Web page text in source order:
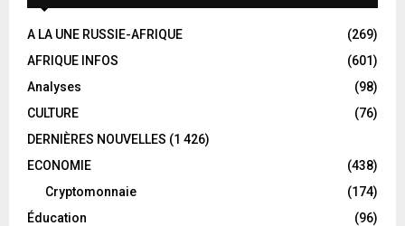
A LA UNE RUSSIE-AFRIQUE
(269)
AFRIQUE INFOS
(601)
Analyses
(98)
CULTURE
(76)
DERNIÈRES NOUVELLES (1 426)
ECONOMIE
(438)
Cryptomonnaie
(174)
Éducation
(96)